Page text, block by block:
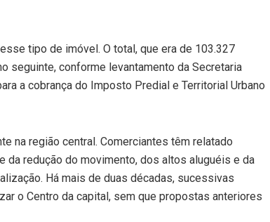
tipo de imóvel. O total, que era de 103.327
seguinte, conforme levantamento da Secretaria
a cobrança do Imposto Predial e Territorial Urbano
na região central. Comerciantes têm relatado
redução do movimento, dos altos aluguéis e da
Há mais de duas décadas, sucessivas
o Centro da capital, sem que propostas anteriores